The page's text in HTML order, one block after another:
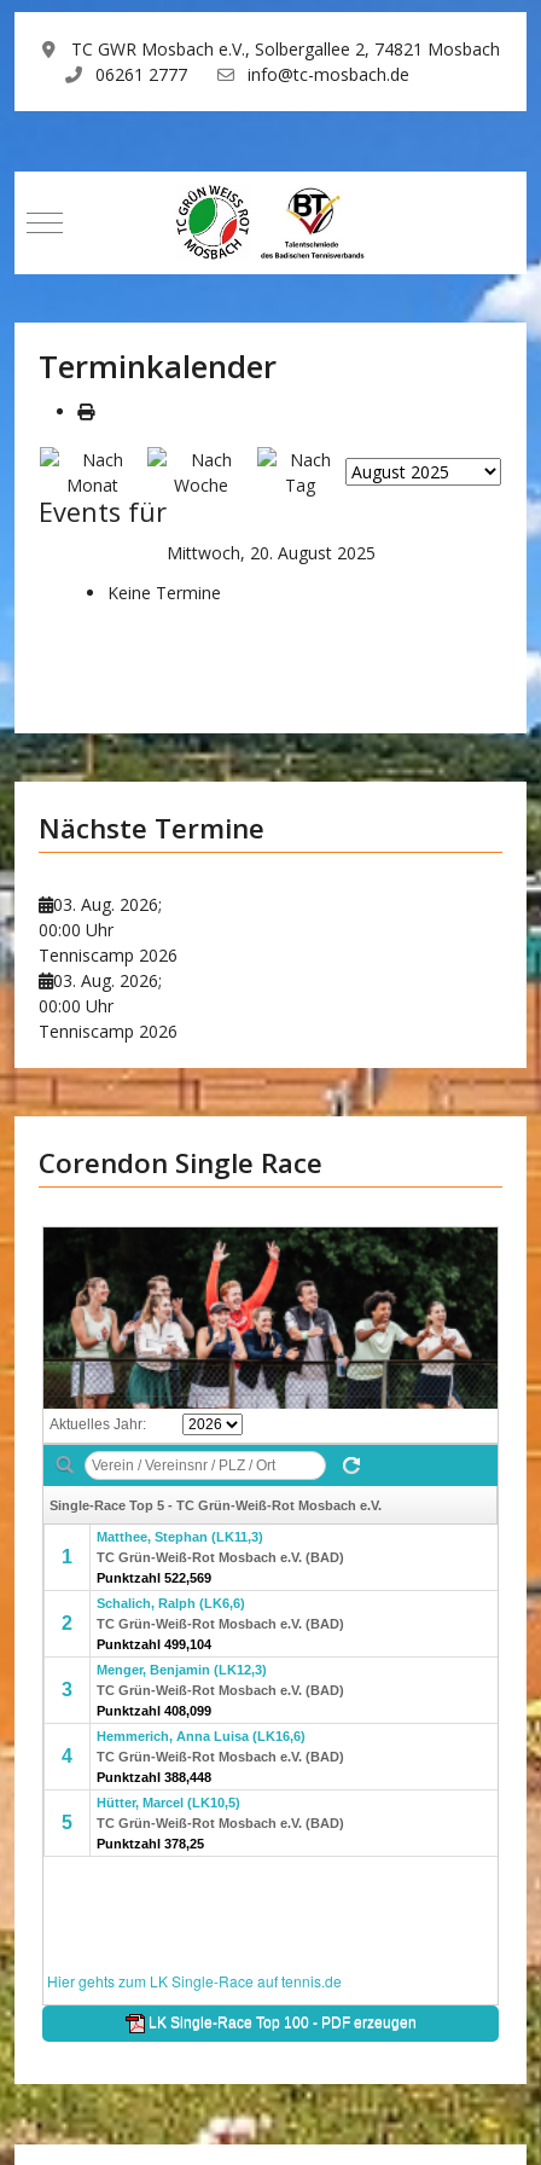
TC GWR Mosbach e.V., Solbergallee 2, 74821 Mosbach
06261 2777
info@tc-mosbach.de
Mobile Menu Toggle
Terminkalender
Events für
Mittwoch, 20. August 2025
Keine Termine
Nächste Termine
03. Aug. 2026;
00:00 Uhr
Tenniscamp 2026
03. Aug. 2026;
00:00 Uhr
Tenniscamp 2026
Corendon Single Race